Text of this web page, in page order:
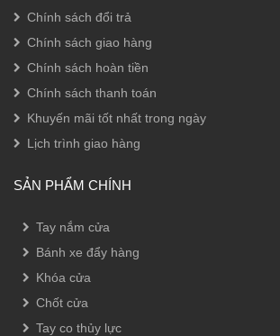
Chính sách đổi trả
Chính sách giao hàng
Chính sách hoàn tiền
Chính sách thanh toán
Khuyến mãi tốt nhất trong ngày
Lịch trình giao hàng
SẢN PHẨM CHÍNH
Tay nắm cửa
Bánh xe đẩy hàng
Khóa cửa
Chốt cửa
Tay co thủy lực